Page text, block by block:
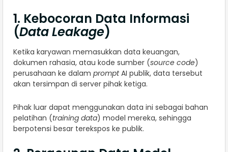
1. Kebocoran Data Informasi
(Data Leakage)
Ketika karyawan memasukkan data keuangan,
dokumen rahasia, atau kode sumber (source code)
perusahaan ke dalam promptAI publik, data tersebut
akan tersimpan di server pihak ketiga.
Pihak luar dapat menggunakan data ini sebagai bahan
pelatihan (training data) model mereka, sehingga
berpotensi besar terekspos ke publik.